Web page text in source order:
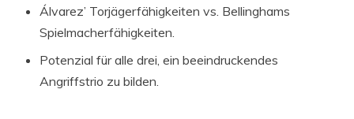
Álvarez’ Torjägerfähigkeiten vs. Bellinghams
Spielmacherfähigkeiten.
Potenzial für alle drei, ein beeindruckendes
Angriffstrio zu bilden.